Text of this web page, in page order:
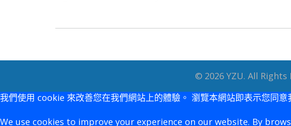
© 2026 YZU. All Rights
我們使用 cookie 來改善您在我們網站上的體驗。 瀏覽本網站即表示您同
We use cookies to improve your experience on our website. By